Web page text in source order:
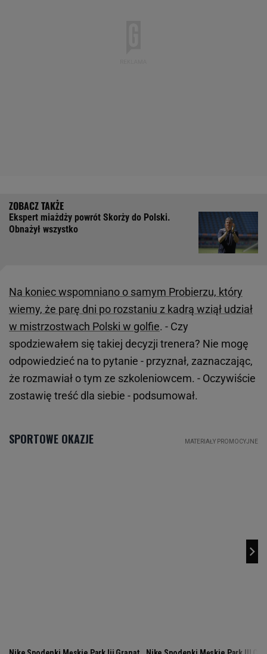
Ekspert miażdży powrót Skorży do Polski.
Obnażył wszystko
Na koniec wspomniano o samym Probierzu, który
wiemy, że parę dni po rozstaniu z kadrą wziął udział
w mistrzostwach Polski w golfie. - Czy
spodziewałem się takiej decyzji trenera? Nie mogę
odpowiedzieć na to pytanie - przyznał, zaznaczając,
że rozmawiał o tym ze szkoleniowcem. - Oczywiście
zostawię treść dla siebie - podsumował.